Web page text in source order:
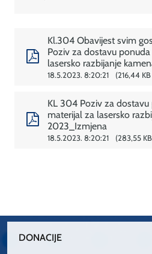
Kl.304 Obavijest svim
Poziv za dostavu
lasersko razbijanje
18.5.2023. 8:20:21 216,44 KB
KL 304 Poziv za
materijal za lasersko
2023_Izmjena
18.5.2023. 8:20:21 283,55 KB
DONACIJE